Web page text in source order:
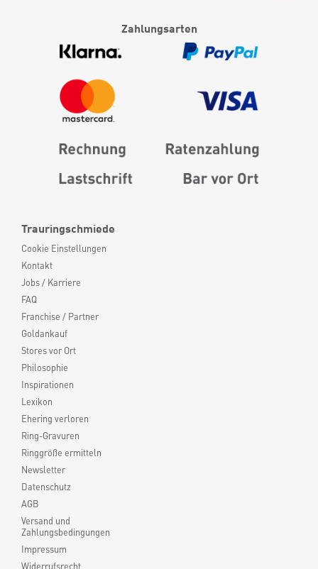
Trauringschmiede
Cookie Einstellungen
Kontakt
Jobs / Karriere
FAQ
Franchise / Partner
Goldankauf
Stores vor Ort
Philosophie
Inspirationen
Lexikon
Ehering verloren
Ring-Gravuren
Ringgröße ermitteln
Newsletter
Datenschutz
AGB
Versand und
Zahlungsbedingungen
Impressum
Widerrufsrecht
Zahlungsarten